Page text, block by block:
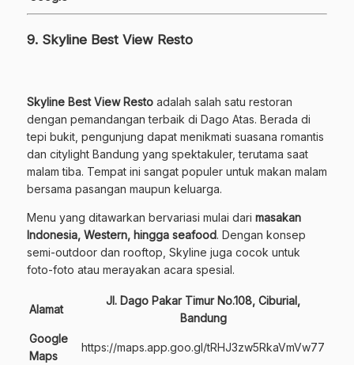
9. Skyline Best View Resto
Skyline Best View Resto adalah salah satu restoran
dengan pemandangan terbaik di Dago Atas. Berada di
tepi bukit, pengunjung dapat menikmati suasana romantis
dan citylight Bandung yang spektakuler, terutama saat
malam tiba. Tempat ini sangat populer untuk makan malam
bersama pasangan maupun keluarga.
Menu yang ditawarkan bervariasi mulai dari masakan
Indonesia, Western, hingga seafood. Dengan konsep
semi-outdoor dan rooftop, Skyline juga cocok untuk
foto-foto atau merayakan acara spesial.
Alamat
Jl. Dago Pakar Timur No.108, Ciburial,
Bandung
Google
Maps
https://maps.app.goo.gl/tRHJ3zw5RkaVmVw77